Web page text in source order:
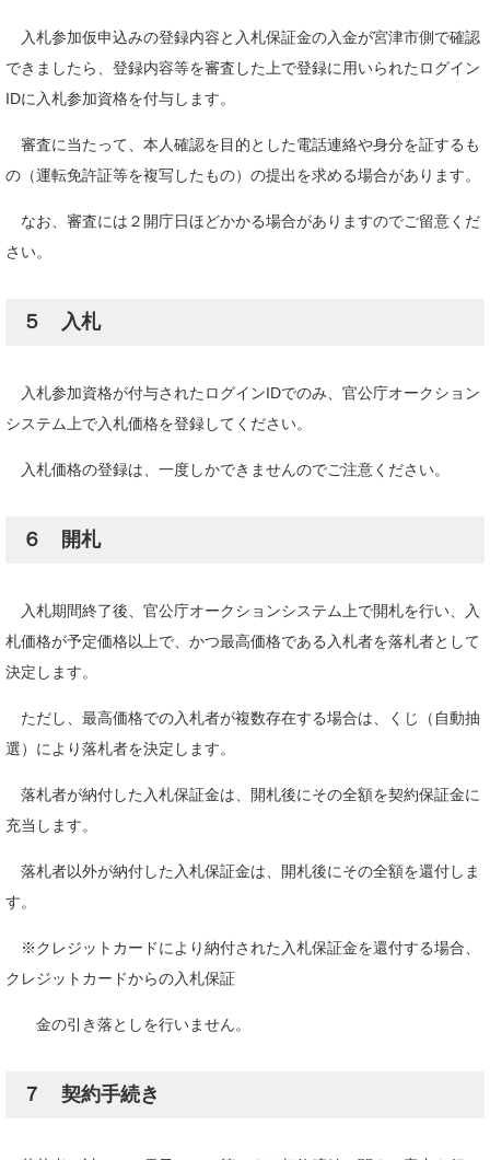
入札参加仮申込みの登録内容と入札保証金の入金が宮津市側で確認
できましたら、登録内容等を審査した上で登録に用いられたログイン
IDに入札参加資格を付与します。
審査に当たって、本人確認を目的とした電話連絡や身分を証するも
の（運転免許証等を複写したもの）の提出を求める場合があります。
なお、審査には２開庁日ほどかかる場合がありますのでご留意くだ
さい。
５ 入札
入札参加資格が付与されたログインIDでのみ、官公庁オークション
システム上で入札価格を登録してください。
入札価格の登録は、一度しかできませんのでご注意ください。
６ 開札
入札期間終了後、官公庁オークションシステム上で開札を行い、入
札価格が予定価格以上で、かつ最高価格である入札者を落札者として
決定します。
ただし、最高価格での入札者が複数存在する場合は、くじ（自動抽
選）により落札者を決定します。
落札者が納付した入札保証金は、開札後にその全額を契約保証金に
充当します。
落札者以外が納付した入札保証金は、開札後にその全額を還付しま
す。
※クレジットカードにより納付された入札保証金を還付する場合、
クレジットカードからの入札保証
金の引き落としを行いません。
７ 契約手続き